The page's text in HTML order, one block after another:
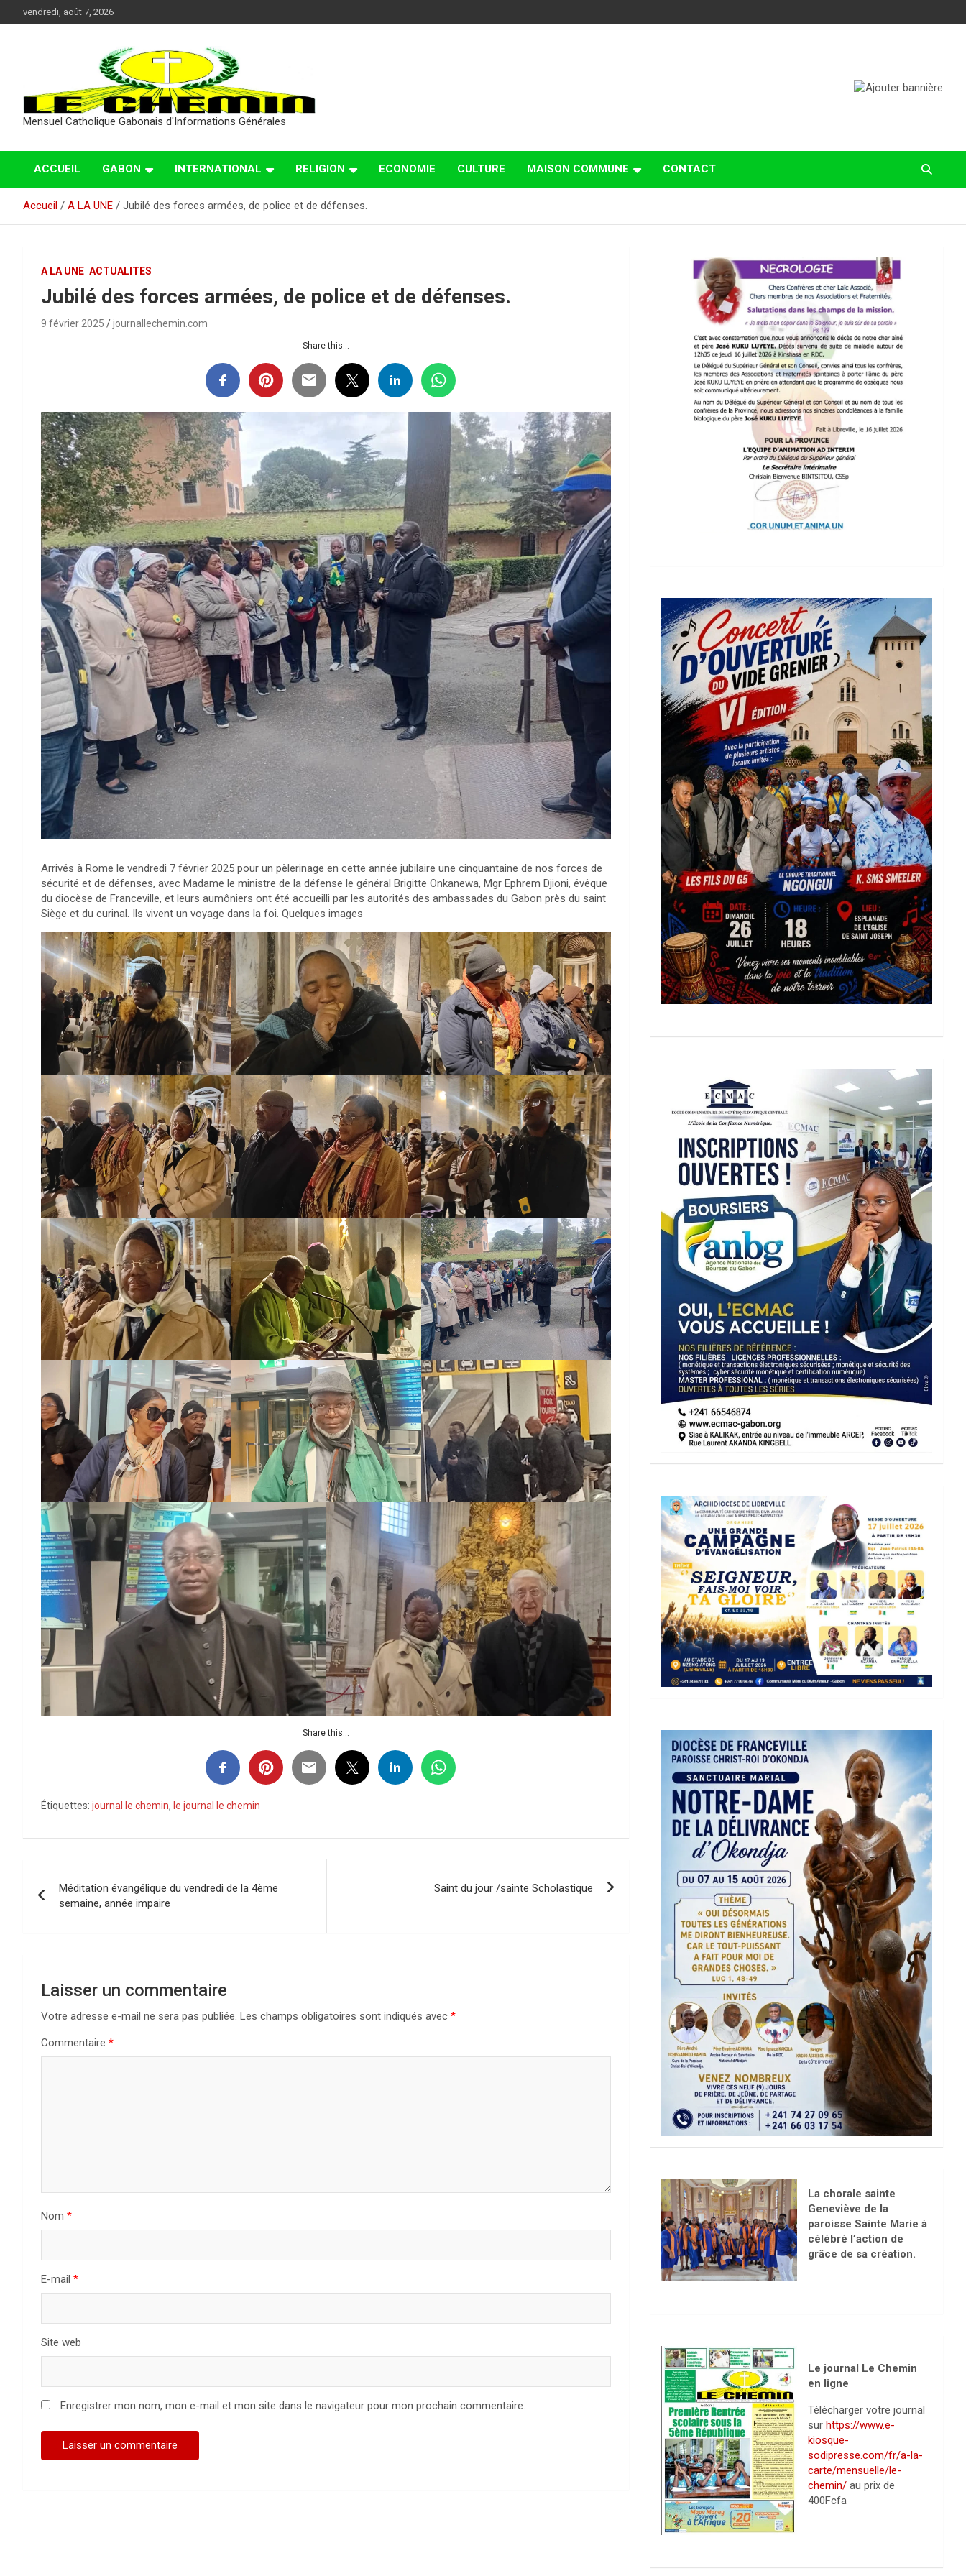
au
vendredi, août 7, 2026
Mensuel Catholique Gabonais d'Informations Générales
ACCUEIL GABON INTERNATIONAL RELIGION ECONOMIE CULTURE MAISON COMMUNE CONTACT
Accueil A LA UNE Jubilé des forces armées, de police et de défenses.
A LA UNE ACTUALITES
Jubilé des forces armées, de police et de défenses.
9 février 2025 journallechemin.com
Share this...
Arrivés à Rome le vendredi 7 février 2025 pour un pèlerinage en cette année jubilaire une cinquantaine de nos forces de
sécurité et de défenses, avec Madame le ministre de la défense le général Brigitte Onkanewa, Mgr Ephrem Djioni, évêque
du diocèse de Franceville, et leurs aumôniers ont été accueilli par les autorités des ambassades du Gabon près du saint
Siège et du curinal. Ils vivent un voyage dans la foi. Quelques images
Share this...
Étiquettes: journal le chemin, le journal le chemin
de
l’article
Méditation évangélique du vendredi de la 4ème
semaine, année impaire
Saint du jour /sainte Scholastique
Laisser un commentaire
Votre adresse e-mail ne sera pas publiée. Les champs obligatoires sont indiqués avec *
Commentaire *
Nom *
E-mail *
Site web
Enregistrer mon nom, mon e-mail et mon site dans le navigateur pour mon prochain commentaire.
La chorale sainte
Geneviève de la
paroisse Sainte Marie à
célébré l’action de
grâce de sa création.
Le journal Le Chemin
en ligne
Télécharger votre journal
sur https://www.e-
kiosque-
sodipresse.com/fr/a-la-
carte/mensuelle/le-
chemin/au prix de
400Fcfa